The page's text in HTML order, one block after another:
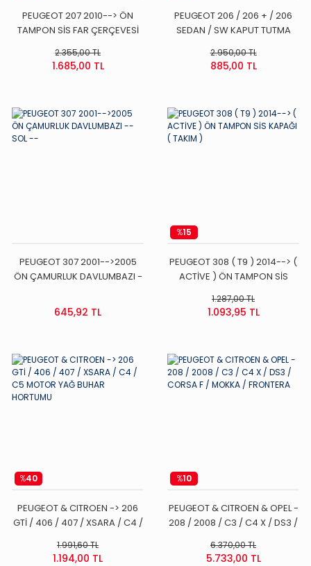
PEUGEOT 207 2010--> ÖN
TAMPON SİS FAR ÇERÇEVESİ
2.355,00 TL
1.685,00 TL
PEUGEOT 206 / 206 + / 206
SEDAN / SW KAPUT TUTMA
BAĞLANTI AYAĞI
2.950,00 TL
885,00 TL
PEUGEOT 307 2001-->2005
ÖN ÇAMURLUK DAVLUMBAZI -
645,92 TL
%15
PEUGEOT 308 ( T9 ) 2014--> (
ACTİVE ) ÖN TAMPON SİS
1.287,00 TL
1.093,95 TL
%40
PEUGEOT & CITROEN -> 206
GTİ / 406 / 407 / XSARA / C4 /
HORTUMU
1.991,60 TL
1.194,00 TL
%10
PEUGEOT & CITROEN & OPEL -
208 / 2008 / C3 / C4 X / DS3 /
FRONTERA
6.370,00 TL
5.733,00 TL